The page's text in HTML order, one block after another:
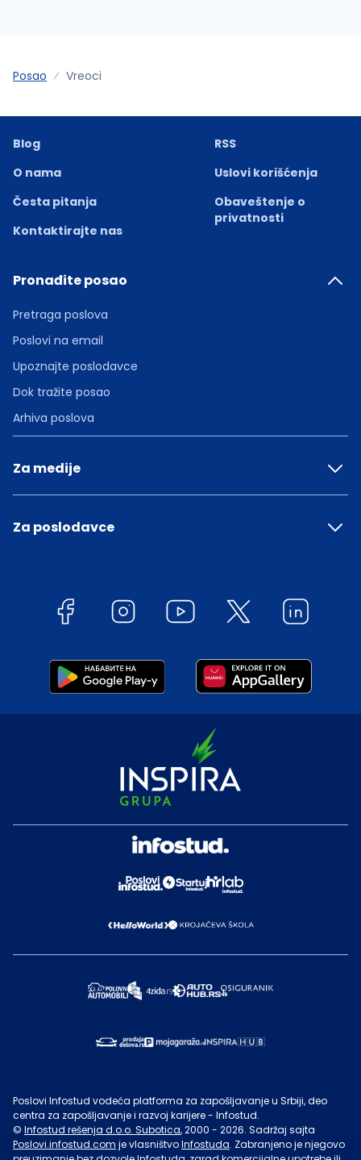
Posao Vreoci
Blog
O nama
Česta pitanja
Kontaktirajte nas
RSS
Uslovi korišćenja
Obaveštenje o
privatnosti
Pronađite posao
Pretraga poslova
Poslovi na email
Upoznajte poslodavce
Dok tražite posao
Arhiva poslova
Za medije
Za poslodavce
Poslovi Infostud vodeća platforma za zapošljavanje u Srbiji, deo
centra za zapošljavanje i razvoj karijere - Infostud.
© Infostud rešenja d.o.o. Subotica, 2000 - 2026. Sadržaj sajta
Poslovi.infostud.com je vlasništvoInfostuda. Zabranjeno je njegovo